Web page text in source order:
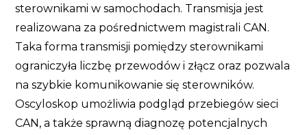
sterownikami w samochodach. Transmisja jest
realizowana za pośrednictwem magistrali CAN.
Taka forma transmisji pomiędzy sterownikami
ograniczyła liczbę przewodów i złącz oraz pozwala
na szybkie komunikowanie się sterowników.
Oscyloskop umożliwia podgląd przebiegów sieci
CAN, a także sprawną diagnozę potencjalnych